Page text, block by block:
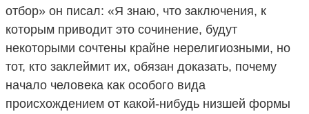
отбор» он писал: «Я знаю, что заключения, к
которым приводит это сочинение, будут
некоторыми сочтены крайне нерелигиозными, но
тот, кто заклеймит их, обязан доказать, почему
начало человека как особого вида
происхождением от какой-нибудь низшей формы